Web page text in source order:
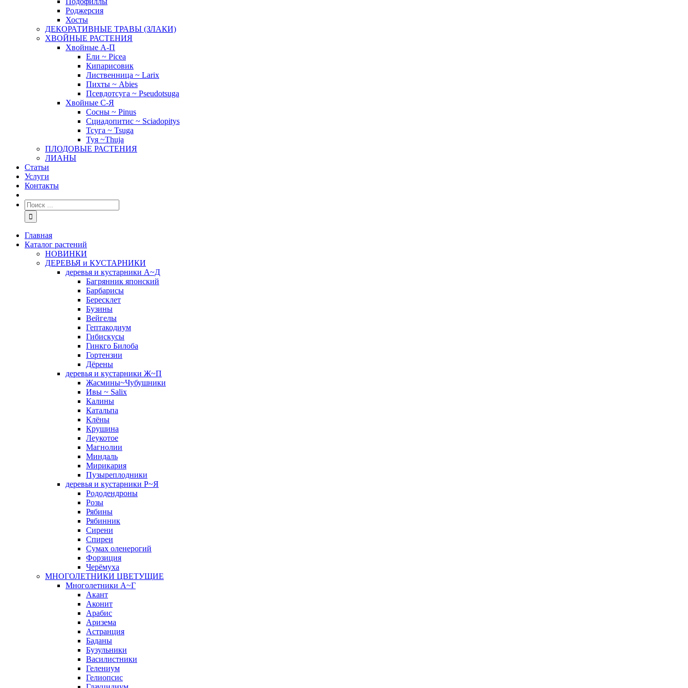
Роджерсия
Хосты
ДЕКОРАТИВНЫЕ ТРАВЫ (ЗЛАКИ)
ХВОЙНЫЕ РАСТЕНИЯ
Хвойные А-П
Ели ~ Picea
Кипарисовик
Лиственница ~ Larix
Пихты ~ Abies
Псевдотсуга ~ Pseudotsuga
Хвойные С-Я
Сосны ~ Pinus
Сциадопитис ~ Sciadopitys
Тсуга ~ Tsuga
Туя ~Thuja
ПЛОДОВЫЕ РАСТЕНИЯ
ЛИАНЫ
Статьи
Услуги
Контакты
Главная
Каталог растений
НОВИНКИ
ДЕРЕВЬЯ и КУСТАРНИКИ
деревья и кустарники А~Д
Багрянник японский
Барбарисы
Бересклет
Бузины
Вейгелы
Гептакодиум
Гибискусы
Гинкго Билоба
Гортензии
Дёрены
деревья и кустарники Ж~П
Жасмины~Чубушники
Ивы ~ Salix
Калины
Катальпа
Клёны
Крушина
Леукотое
Магнолии
Миндаль
Мирикария
Пузыреплодники
деревья и кустарники Р~Я
Рододендроны
Розы
Рябины
Рябинник
Сирени
Спиреи
Сумах оленерогий
Форзиция
Черёмуха
МНОГОЛЕТНИКИ ЦВЕТУЩИЕ
Многолетники А~Г
Акант
Аконит
Арабис
Аризема
Астранция
Баданы
Бузульники
Василистники
Гелениум
Гелиопсис